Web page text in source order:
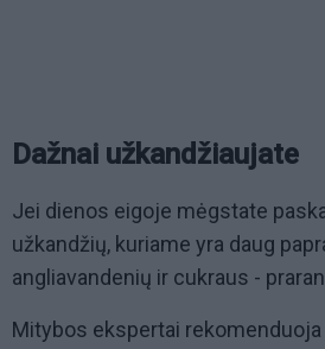
Dažnai užkandžiaujate
Jei dienos eigoje mėgstate
užkandžių, kuriame yra daug
angliavandenių ir cukraus -
Mitybos ekspertai